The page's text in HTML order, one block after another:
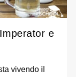
e
vivendo il